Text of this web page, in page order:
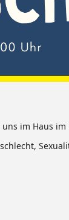
im Haus